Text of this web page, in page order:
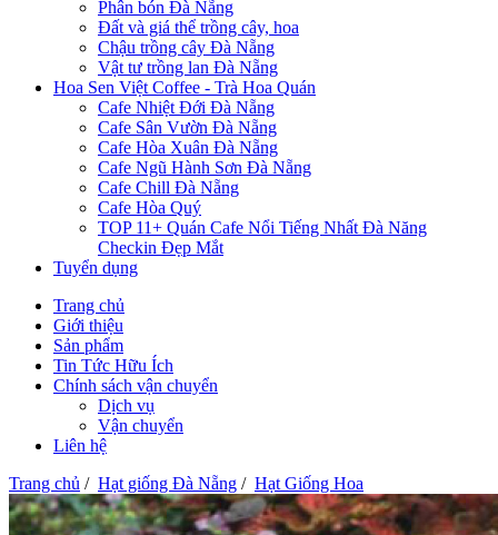
Phân bón Đà Nẵng
Đất và giá thể trồng cây, hoa
Chậu trồng cây Đà Nẵng
Vật tư trồng lan Đà Nẵng
Hoa Sen Việt Coffee - Trà Hoa Quán
Cafe Nhiệt Đới Đà Nẵng
Cafe Sân Vườn Đà Nẵng
Cafe Hòa Xuân Đà Nẵng
Cafe Ngũ Hành Sơn Đà Nẵng
Cafe Chill Đà Nẵng
Cafe Hòa Quý
TOP 11+ Quán Cafe Nổi Tiếng Nhất Đà Năng
Checkin Đẹp Mắt
Tuyển dụng
Trang chủ
Giới thiệu
Sản phẩm
Tin Tức Hữu Ích
Chính sách vận chuyển
Dịch vụ
Vận chuyển
Liên hệ
Trang chủ / Hạt giống Đà Nẵng / Hạt Giống Hoa